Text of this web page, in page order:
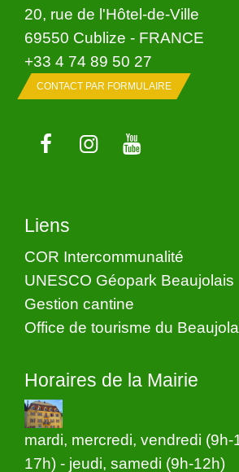
20, rue de l'Hôtel-de-Ville
69550 Cublize - FRANCE
+33 4 74 89 50 27
CONTACT PAR FORMULAIRE
Liens
COR Intercommunalité
UNESCO Géopark Beaujolais
Gestion cantine
Office de tourisme du
Horaires de la Mairie
mardi, mercredi, vendredi (9h-
17h) - jeudi, samedi (9h-12h)